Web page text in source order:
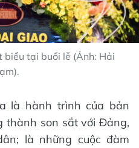
biểu tại buổi lễ (Ảnh: Hải
là hành trình của bản
thành son sắt với Đảng,
là những cuộc đàm